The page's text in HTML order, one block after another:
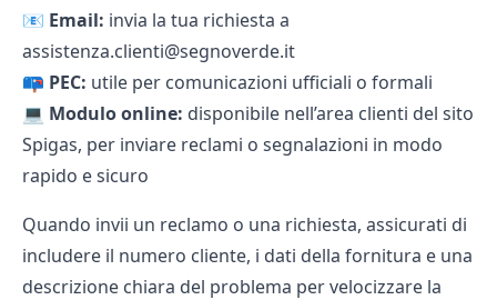
📧 Email: invia la tua richiesta a
assistenza.clienti@segnoverde.it
📪 PEC: utile per comunicazioni ufficiali o formali
💻 Modulo online: disponibile nell’area clienti del sito
Spigas, per inviare reclami o segnalazioni in modo
rapido e sicuro
Quando invii un reclamo o una richiesta, assicurati di
includere il numero cliente, i dati della fornitura e una
descrizione chiara del problema per velocizzare la